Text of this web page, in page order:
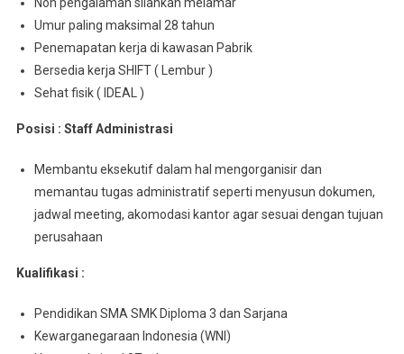
Umur paling maksimal 28 tahun
Penemapatan kerja di kawasan Pabrik
Bersedia kerja SHIFT ( Lembur )
Sehat fisik ( IDEAL )
Posisi : Staff Administrasi
Membantu eksekutif dalam hal mengorganisir dan
memantau tugas administratif seperti menyusun dokumen,
jadwal meeting, akomodasi kantor agar sesuai dengan tujuan
perusahaan
Kualifikasi :
Pendidikan SMA SMK Diploma 3 dan Sarjana
Kewarganegaraan Indonesia (WNI)